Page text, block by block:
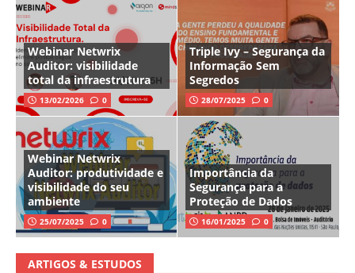
Webinar Netwrix
Auditor: visibilidade
total da infraestrutura
13/02/2026 0
Triple Ivy – Segurança da
Informação Sem
Segredos
28/07/2025 0
Webinar Netwrix
Auditor: produtividade e
visibilidade do seu
ambiente
25/07/2025 0
Importância da
Segurança para a
Proteção de Dados
16/01/2025 0
ARTIGOS & ESTUDOS